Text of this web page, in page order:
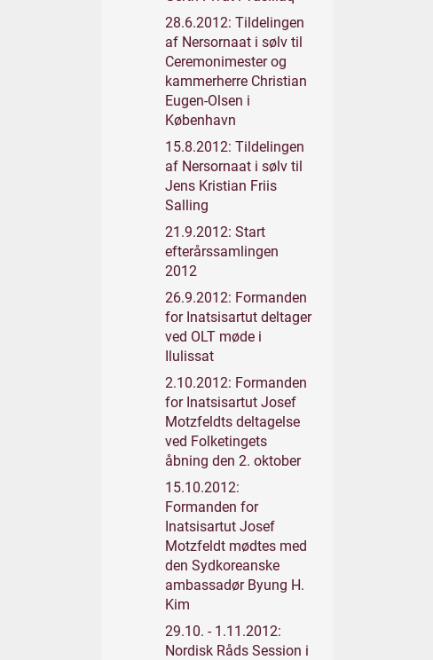
28.6.2012: Tildelingen
af Nersornaat i sølv til
Ceremonimester og
kammerherre Christian
Eugen-Olsen i
København
15.8.2012: Tildelingen
af Nersornaat i sølv til
Jens Kristian Friis
Salling
21.9.2012: Start
efterårssamlingen
2012
26.9.2012: Formanden
for Inatsisartut deltager
ved OLT møde i
Ilulissat
2.10.2012: Formanden
for Inatsisartut Josef
Motzfeldts deltagelse
ved Folketingets
åbning den 2. oktober
15.10.2012:
Formanden for
Inatsisartut Josef
Motzfeldt mødtes med
den Sydkoreanske
ambassadør Byung H.
Kim
29.10. - 1.11.2012:
Nordisk Råds Session i